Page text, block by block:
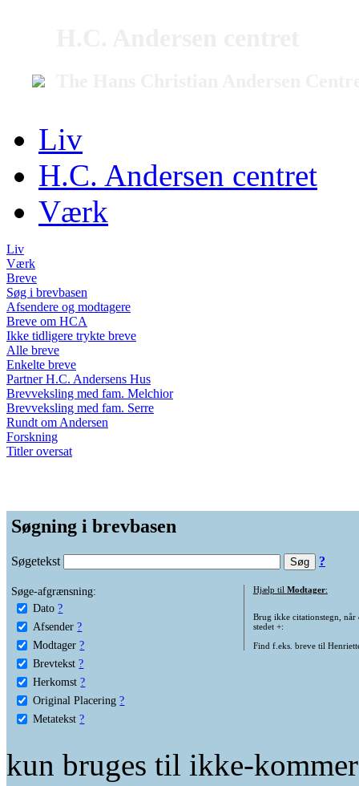
Liv
H.C. Andersen centret
Værk
Liv
Værk
Breve
Søg i brevbasen
Afsendere og modtagere
Breve om HCA
Ikke tidligere trykte breve
Alle breve
Enkelte breve
Partner H.C. Andersens Hus
Brevveksling med fam. Melchior
Brevveksling med fam. Serre
Rundt om Andersen
Forskning
Titler oversat
Søgning i brevbasen
Søgetekst ?
Søge-afgrænsning:
Dato ?
Afsender ?
Modtager ?
Brevtekst ?
Herkomst ?
Original Placering ?
Metatekst ?
Hjælp til Modtager:
Brug ikke citationstegn, når
stedet +:
Find f.eks. breve til
kun bruges til ikke-